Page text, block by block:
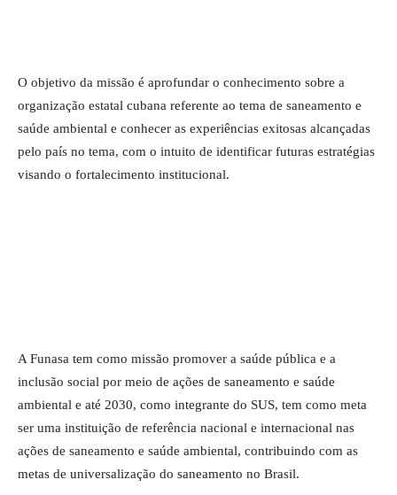
O objetivo da missão é aprofundar o conhecimento sobre a
organização estatal cubana referente ao tema de saneamento e
saúde ambiental e conhecer as experiências exitosas alcançadas
pelo país no tema, com o intuito de identificar futuras estratégias
visando o fortalecimento institucional.
A Funasa tem como missão promover a saúde pública e a
inclusão social por meio de ações de saneamento e saúde
ambiental e até 2030, como integrante do SUS, tem como meta
ser uma instituição de referência nacional e internacional nas
ações de saneamento e saúde ambiental, contribuindo com as
metas de universalização do saneamento no Brasil.